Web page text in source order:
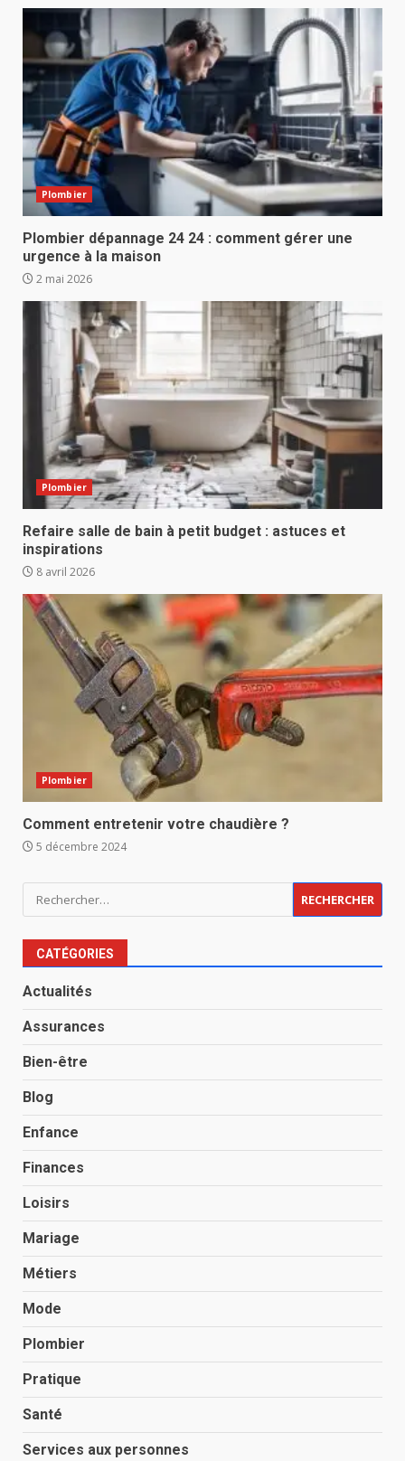
Plombier
Plombier dépannage 24 24 : comment gérer une
urgence à la maison
2 mai 2026
Plombier
Refaire salle de bain à petit budget : astuces et
inspirations
8 avril 2026
Plombier
Comment entretenir votre chaudière ?
5 décembre 2024
Rechercher :
CATÉGORIES
Actualités
Assurances
Bien-être
Blog
Enfance
Finances
Loisirs
Mariage
Métiers
Mode
Plombier
Pratique
Santé
Services aux personnes